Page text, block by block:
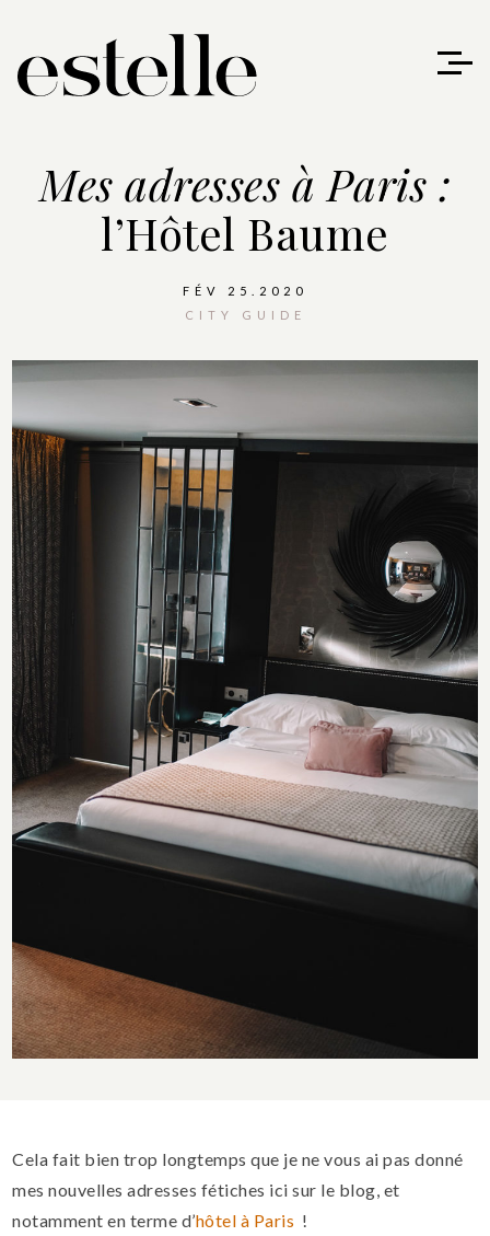
Mes adresses à Paris :
l’Hôtel Baume
FÉV 25.2020
CITY GUIDE
Cela fait bien trop longtemps que je ne vous ai pas donné
mes nouvelles adresses fétiches ici sur le blog, et
notamment en terme d’hôtel à Paris !